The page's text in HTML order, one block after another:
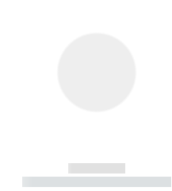
------------
----------- ----------- --------